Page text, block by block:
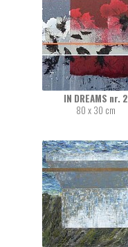
IN DREAMS nr. 2
80 x 30 cm